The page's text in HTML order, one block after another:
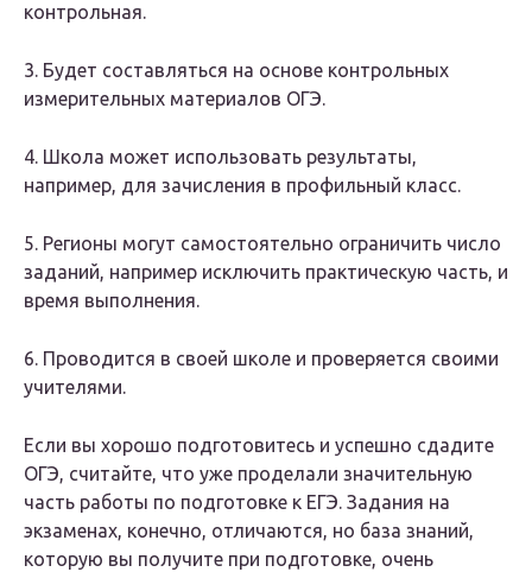
контрольная.
3. Будет составляться на основе контрольных
измерительных материалов ОГЭ.
4. Школа может использовать результаты,
например, для зачисления в профильный класс.
5. Регионы могут самостоятельно ограничить число
заданий, например исключить практическую часть, и
время выполнения.
6. Проводится в своей школе и проверяется своими
учителями.
Если вы хорошо подготовитесь и успешно сдадите
ОГЭ, считайте, что уже проделали значительную
часть работы по подготовке к ЕГЭ. Задания на
экзаменах, конечно, отличаются, но база знаний,
которую вы получите при подготовке, очень